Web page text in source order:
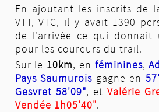
En ajoutant les inscrits de
VTT, VTC, il y avait 1390
de l’arrivée ce qui donnait
pour les coureurs du trail.
Sur le 10km, en féminines,
Pays Saumurois gagne en
Gesvret 58'09", etValérie
Vendée 1h05'40".